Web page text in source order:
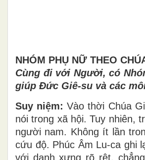
NHÓM PHỤ NỮ THEO
Cùng đi với Người, có
giúp Đức Giê-su và các
Suy niệm: Vào thời Chúa
nói trong xã hội. Tuy nhiên,
người nam. Không ít lần
cứu độ. Phúc Âm Lu-ca ghi
với danh xưng rõ rệt,